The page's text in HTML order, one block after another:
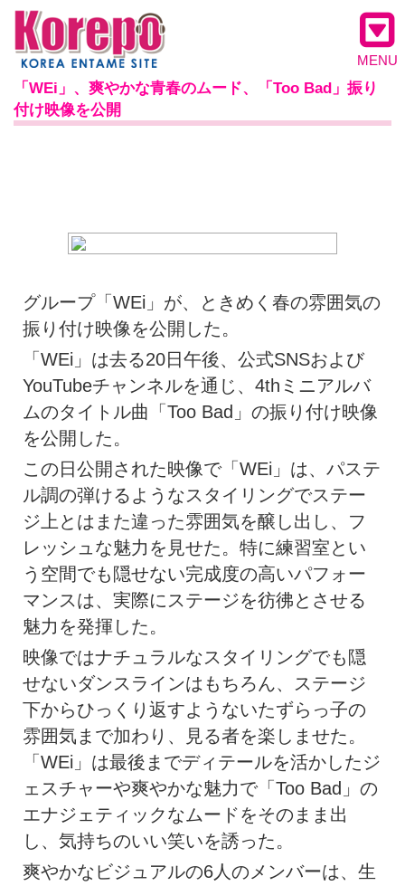
MENU
「WEi」、爽やかな青春のムード、「Too Bad」振り
付け映像を公開
グループ「WEi」が、ときめく春の雰囲気の
振り付け映像を公開した。
「WEi」は去る20日午後、公式SNSおよび
YouTubeチャンネルを通じ、4thミニアルバ
ムのタイトル曲「Too Bad」の振り付け映像
を公開した。
この日公開された映像で「WEi」は、パステ
ル調の弾けるようなスタイリングでステー
ジ上とはまた違った雰囲気を醸し出し、フ
レッシュな魅力を見せた。特に練習室とい
う空間でも隠せない完成度の高いパフォー
マンスは、実際にステージを彷彿とさせる
魅力を発揮した。
映像ではナチュラルなスタイリングでも隠
せないダンスラインはもちろん、ステージ
下からひっくり返すようないたずらっ子の
雰囲気まで加わり、見る者を楽しませた。
「WEi」は最後までディテールを活かしたジ
ェスチャーや爽やかな魅力で「Too Bad」の
エナジェティックなムードをそのまま出
し、気持ちのいい笑いを誘った。
爽やかなビジュアルの6人のメンバーは、生